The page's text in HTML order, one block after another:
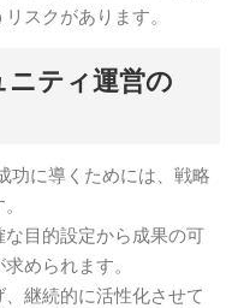
スクがあります。
ニティ運営の
功に導くためには、戦略
目的設定から成果の可
められます。
継続的に活性化させて